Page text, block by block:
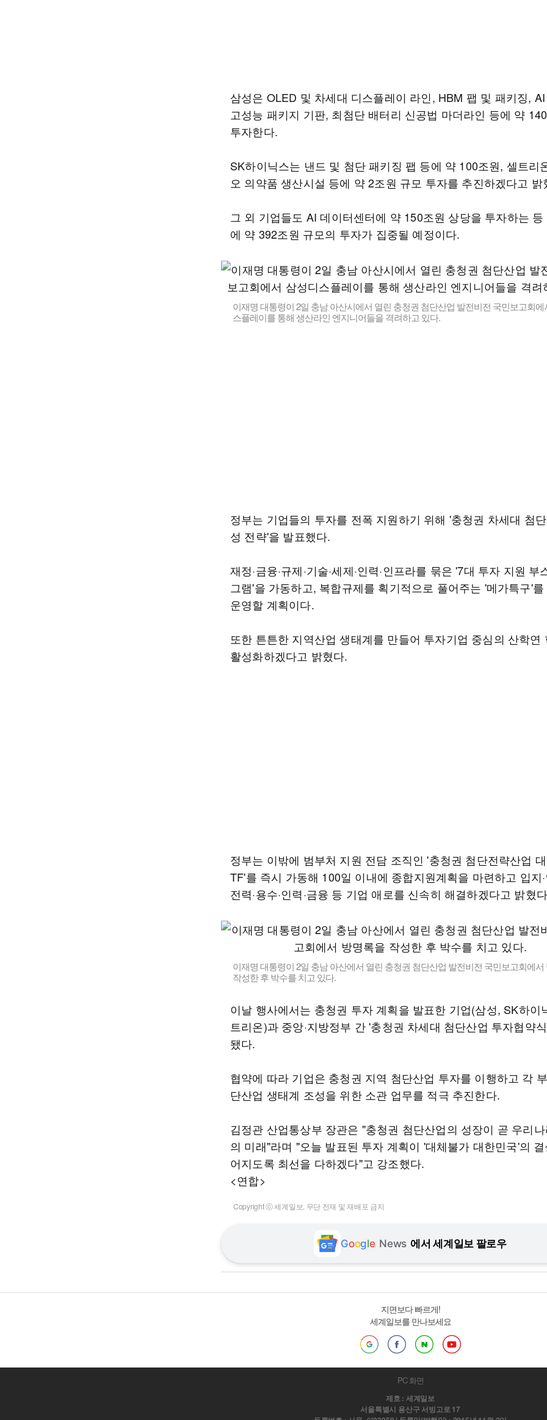
삼성은 OLED 및 차세대 디스플레이 라인, HBM 팹 및 패키징,
고성능 패키지 기판, 최첨단 배터리 신공법 마더라인 등에 약
투자한다.
SK하이닉스는 낸드 및 첨단 패키징 팹 등에 약 100조원, 셀트리
오 의약품 생산시설 등에 약 2조원 규모 투자를 추진하겠다고 밝
그 외 기업들도 AI 데이터센터에 약 150조원 상당을 투자하는 등
에 약 392조원 규모의 투자가 집중될 예정이다.
이재명 대통령이 2일 충남 아산시에서 열린 충청권 첨단산업 발전비전 국민보고회에
스플레이를 통해 생산라인 엔지니어들을 격려하고 있다.
정부는 기업들의 투자를 전폭 지원하기 위해 '충청권 차세대 첨
성 전략'을 발표했다.
재정·금융·규제·기술·세제·인력·인프라를 묶은 '7대 투자 지원 부
그램'을 가동하고, 복합규제를 획기적으로 풀어주는 '메가특구'를
운영할 계획이다.
또한 튼튼한 지역산업 생태계를 만들어 투자기업 중심의 산학연
활성화하겠다고 밝혔다.
정부는 이밖에 범부처 지원 전담 조직인 '충청권 첨단전략산업
TF'를 즉시 가동해 100일 이내에 종합지원계획을 마련하고 입지·
전력·용수·인력·금융 등 기업 애로를 신속히 해결하겠다고 밝혔
이재명 대통령이 2일 충남 아산에서 열린 충청권 첨단산업 발전비전 국민보고회에서
작성한 후 박수를 치고 있다.
이날 행사에서는 충청권 투자 계획을 발표한 기업(삼성, SK하이
트리온)과 중앙·지방정부 간 '충청권 차세대 첨단산업 투자협약
됐다.
협약에 따라 기업은 충청권 지역 첨단산업 투자를 이행하고 각
단산업 생태계 조성을 위한 소관 업무를 적극 추진한다.
김정관 산업통상부 장관은 "충청권 첨단산업의 성장이 곧 우리
의 미래"라며 "오늘 발표된 투자 계획이 '대체불가 대한민국'의
어지도록 최선을 다하겠다"고 강조했다.
<연합>
Copyright ⓒ 세계일보. 무단 전재 및 재배포 금지
Google News 에서 세계일보 팔로우
지면보다 빠르게!
세계일보를 만나보세요
PC 화면
제호 : 세계일보
서울특별시 용산구 서빙고로 17